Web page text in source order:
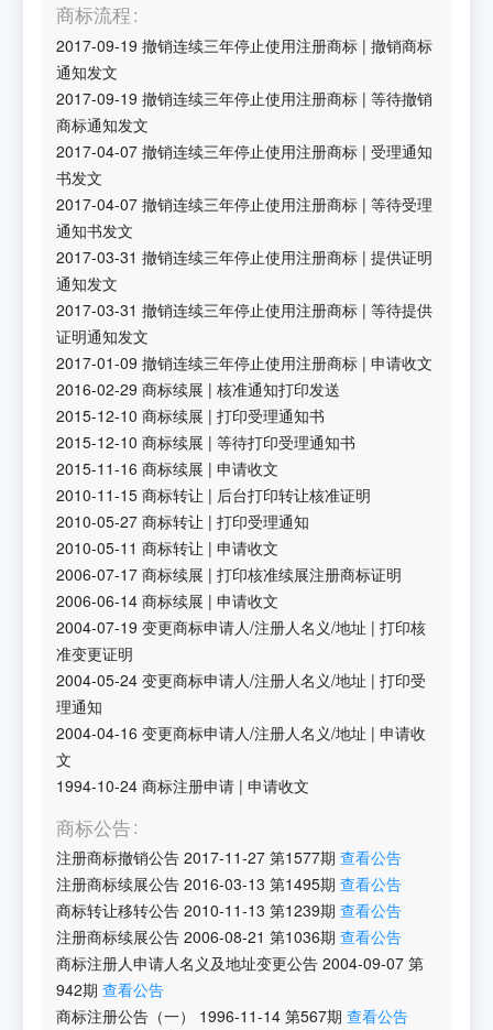
商标流程
2017-09-19 撤销连续三年停止使用注册商标 |撤销商标
通知发文
2017-09-19 撤销连续三年停止使用注册商标 |等待撤销
商标通知发文
2017-04-07 撤销连续三年停止使用注册商标 |受理通知
书发文
2017-04-07 撤销连续三年停止使用注册商标 |等待受理
通知书发文
2017-03-31 撤销连续三年停止使用注册商标 |提供证明
通知发文
2017-03-31 撤销连续三年停止使用注册商标 |等待提供
证明通知发文
2017-01-09 撤销连续三年停止使用注册商标 |申请收文
2016-02-29 商标续展 |核准通知打印发送
2015-12-10 商标续展 |打印受理通知书
2015-12-10 商标续展 |等待打印受理通知书
2015-11-16 商标续展 |申请收文
2010-11-15 商标转让 | 后台打印转让核准证明
2010-05-27 商标转让 |打印受理通知
2010-05-11 商标转让 |申请收文
2006-07-17 商标续展 |打印核准续展注册商标证明
2006-06-14 商标续展 |申请收文
2004-07-19 变更商标申请人/注册人名义/地址 |打印核
准变更证明
2004-05-24 变更商标申请人/注册人名义/地址 |打印受
理通知
2004-04-16 变更商标申请人/注册人名义/地址 |申请收
文
1994-10-24 商标注册申请 |申请收文
商标公告
注册商标撤销公告 2017-11-27 第1577期 查看公告
注册商标续展公告 2016-03-13 第1495期 查看公告
商标转让移转公告 2010-11-13 第1239期 查看公告
注册商标续展公告 2006-08-21 第1036期 查看公告
商标注册人申请人名义及地址变更公告 2004-09-07 第
942期 查看公告
商标注册公告（一）
1996-11-14 第567期 查看公告